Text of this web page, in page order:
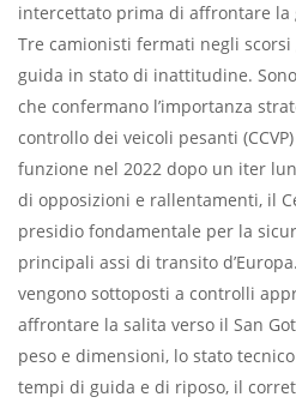
intercettato prima di affrontare la
Tre camionisti fermati negli
guida in stato di inattitudine.
che confermano l’importanza
controllo dei veicoli pesanti
funzione nel 2022 dopo un iter
di opposizioni e rallentamenti, il
presidio fondamentale per la
principali assi di transito
vengono sottoposti a controlli
affrontare la salita verso il San
peso e dimensioni, lo stato
tempi di guida e di riposo, il